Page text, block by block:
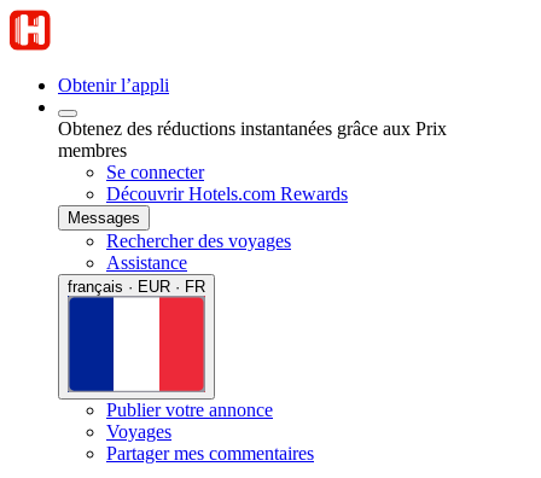
Obtenir l’appli
Obtenez des réductions instantanées grâce aux Prix
membres
Se connecter
Découvrir Hotels.com Rewards
Messages
Rechercher des voyages
Assistance
français · EUR · FR
Publier votre annonce
Voyages
Partager mes commentaires